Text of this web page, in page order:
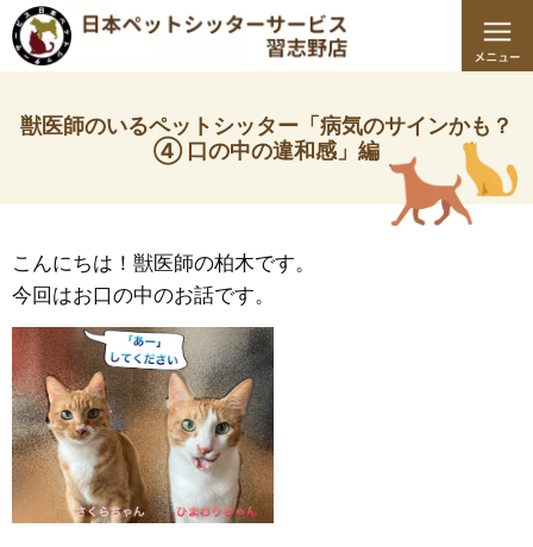
獣医師のいるペットシッター「病気のサインかも？
④ 口の中の違和感」編
こんにちは！獣医師の柏木です。
今回はお口の中のお話です。